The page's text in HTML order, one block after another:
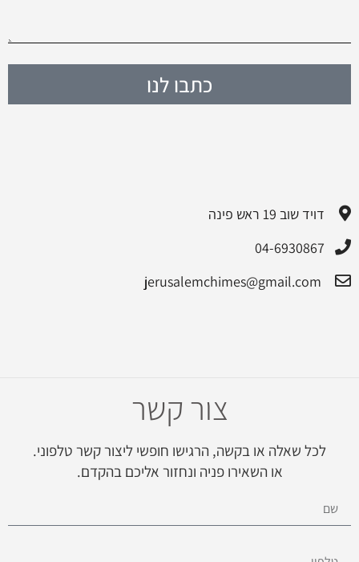
כתבו לנו
דויד שוב 19 ראש פינה
04-6930867
צור קשר
לכל שאלה או בקשה, הרגישו חופשי ליצור קשר טלפוני.
או השאירו פניה ונחזור אליכם בהקדם.